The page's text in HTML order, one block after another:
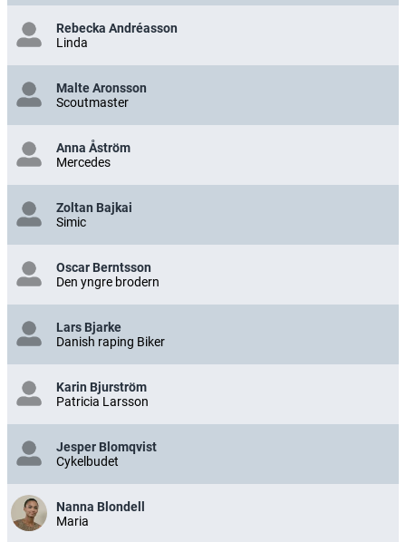
Rebecka Andréasson
Linda
Malte Aronsson
Scoutmaster
Anna Åström
Mercedes
Zoltan Bajkai
Simic
Oscar Berntsson
Den yngre brodern
Lars Bjarke
Danish raping Biker
Karin Bjurström
Patricia Larsson
Jesper Blomqvist
Cykelbudet
Nanna Blondell
Maria